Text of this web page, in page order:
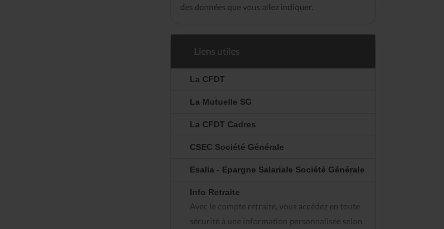
des données que vous allez indiquer.
Liens utiles
La CFDT
La Mutuelle SG
La CFDT Cadres
CSEC Société Générale
Esalia - Epargne Salariale Société Générale
Info Retraite
Avec le compte retraite, vous accédez en toute
sécurité à une information personnalisée selon